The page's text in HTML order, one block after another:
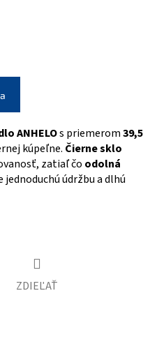
ANHELOs priemerom39,5
kúpeľne. Čierne sklo
zatiaľ čo odolná
jednoduchú údržbu a dlhú
ZDIEĽAŤ